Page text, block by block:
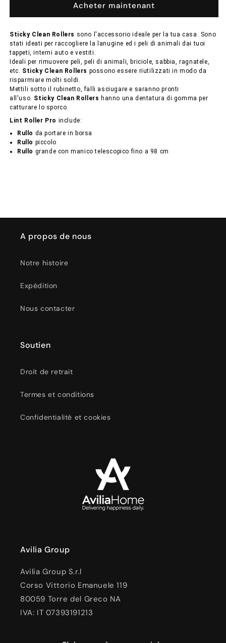
Rollers
Raccogli
Peli
Cani
e
Gatti
3Pz
Clean
Rollers
Raccogli
Peli
Cani
e
Gatti
3Pz
Acheter maintenant
Sticky Clean Rollers sono l'accessorio ideale per la tua casa. Sono
stati ideati per raccogliere la lanugine ed i peli di animali dai tuoi
tappeti, interni auto e vestiti.
Ideali per rimuovere peli, peli di animali, briciole, sabbia, ragnatele,
etc. Sticky Clean Rollers possono essere riutilizzati in modo da
risparmiare molti soldi.
Mettili sotto il rubinetto, falli asciugare e saranno pronti
all'uso. Sticky Clean Rollers hanno una dentatura di gomma per
catturare lo sporco.
Lint Roller Pro include:
Rullo da portare in borsa
Rullo piccolo
Rullo grande con manico telescopico fino a 98 cm
A propos de nous
Notre histoire
Expédition
Nous contacter
Soutien
Droit de retrait
Termes et conditions
Confidentialité et cookies
Avilia Group
Avilia Group S.r.l
Corso Vittorio Emanuele 119
80059 Torre del Greco NA
IVA: IT 07393191213